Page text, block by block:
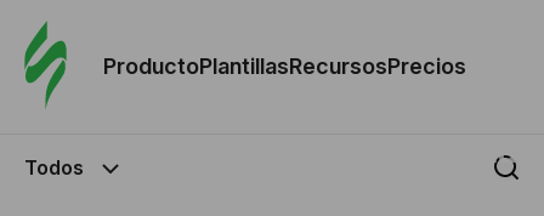
ProductoPlantillasRecursosPrecios
Todos